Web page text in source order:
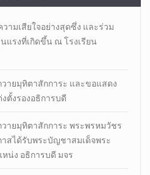
มเสียใจอย่างสุดซึ่ง และร่วม
แรงที่เกิดขึ้น ณ โรงเรียน
ายมุทิตาสักการะ และขอแสดง
ตั้งรองอธิการบดี
ายมุทิตาสักการะ พระพรหมวัชร
าสได้รับพระบัญชาสมเด็จพระ
น่ง อธิการบดี มจร